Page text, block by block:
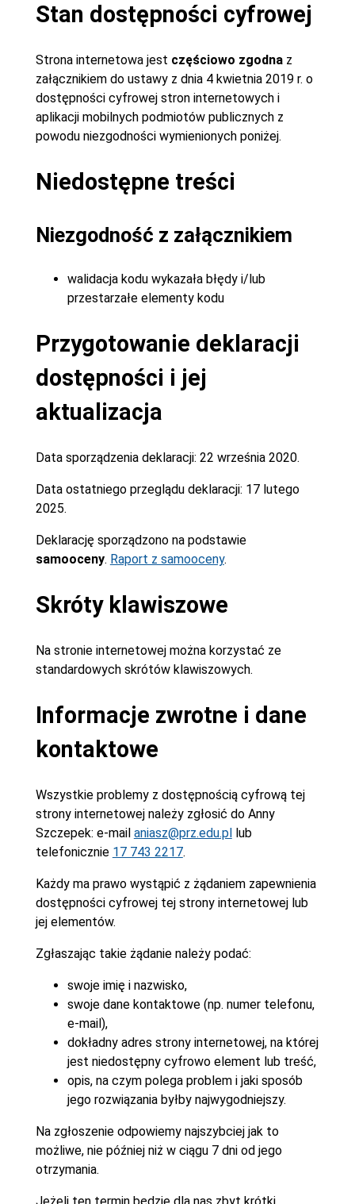
Stan dostępności cyfrowej
Strona internetowa jest częściowo zgodna z
załącznikiem do ustawy z dnia 4 kwietnia 2019 r. o
dostępności cyfrowej stron internetowych i
aplikacji mobilnych podmiotów publicznych z
powodu niezgodności wymienionych poniżej.
Niedostępne treści
Niezgodność z załącznikiem
walidacja kodu wykazała błędy i/lub
przestarzałe elementy kodu
Przygotowanie deklaracji
dostępności i jej
aktualizacja
Data sporządzenia deklaracji: 22 września 2020.
Data ostatniego przeglądu deklaracji: 17 lutego
2025.
Deklarację sporządzono na podstawie
samooceny. Raport z samooceny.
Skróty klawiszowe
Na stronie internetowej można korzystać ze
standardowych skrótów klawiszowych.
Informacje zwrotne i dane
kontaktowe
Wszystkie problemy z dostępnością cyfrową tej
strony internetowej należy zgłosić do Anny
Szczepek: e-mail aniasz@prz.edu.pllub
telefonicznie 17 743 2217.
Każdy ma prawo wystąpić z żądaniem zapewnienia
dostępności cyfrowej tej strony internetowej lub
jej elementów.
Zgłaszając takie żądanie należy podać:
swoje imię i nazwisko,
swoje dane kontaktowe (np. numer telefonu,
e-mail),
dokładny adres strony internetowej, na której
jest niedostępny cyfrowo element lub treść,
opis, na czym polega problem i jaki sposób
jego rozwiązania byłby najwygodniejszy.
Na zgłoszenie odpowiemy najszybciej jak to
możliwe, nie później niż w ciągu 7 dni od jego
otrzymania.